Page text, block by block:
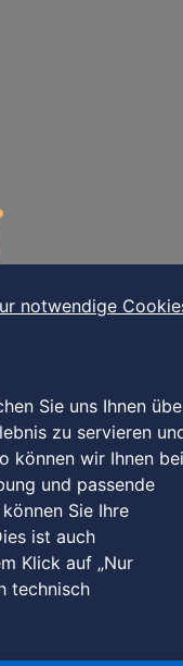
notwendige
Sie uns Ihnen
zu servieren
können wir Ihnen bei
und passende
Sie Ihre
ist auch
Klick auf „Nur
technisch